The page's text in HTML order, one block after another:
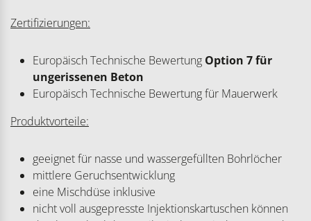
Zertifizierungen:
Europäisch Technische Bewertung Option 7für
ungerissenen Beton
Europäisch Technische Bewertung für Mauerwerk
Produktvorteile:
geeignet für nasse und wassergefüllten Bohrlöcher
mittlere Geruchsentwicklung
eine Mischdüse inklusive
nicht voll ausgepresste Injektionskartuschen können